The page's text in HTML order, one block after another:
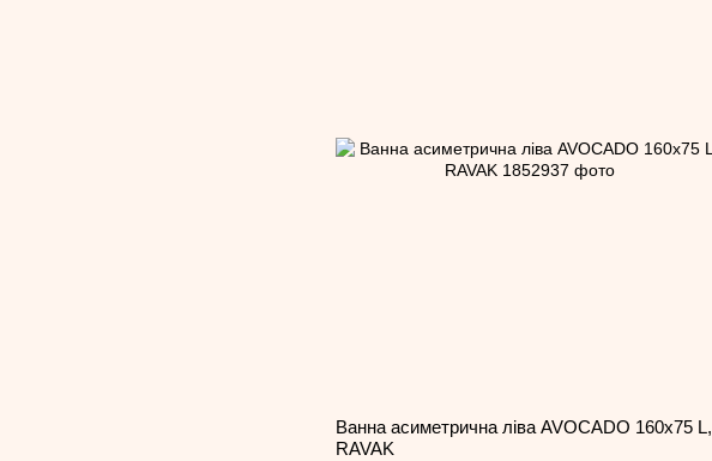
Ванна асиметрична ліва AVOCADO 160x75 L,
RAVAK